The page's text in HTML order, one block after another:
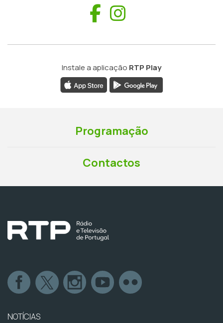
Facebook
Instale a aplicação RTP Play
Programação
Contactos
NOTÍCIAS